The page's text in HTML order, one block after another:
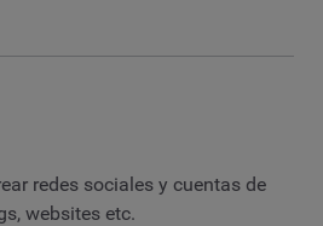
redes sociales y cuentas de
websites etc.